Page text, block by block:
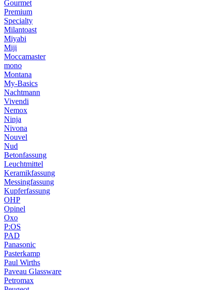
Gourmet
Premium
Specialty
Milantoast
Miyabi
Miji
Moccamaster
mono
Montana
My-Basics
Nachtmann
Vivendi
Nemox
Ninja
Nivona
Nouvel
Nud
Betonfassung
Leuchtmittel
Keramikfassung
Messingfassung
Kupferfassung
OHP
Opinel
Oxo
P:OS
PAD
Panasonic
Pasterkamp
Paul Wirths
Paveau Glassware
Petromax